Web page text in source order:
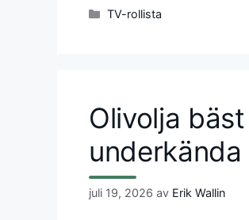
Kategorier
TV-rollista
Olivolja
juli 19, 2026 av Erik Wallin